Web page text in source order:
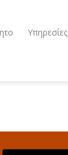
Υπηρεσίες